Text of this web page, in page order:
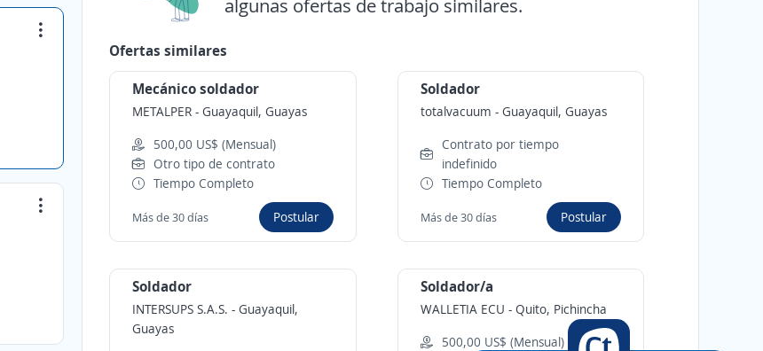
Ofertas similares
Mecánico soldador
METALPER -Guayaquil, Guayas
500,00 US$ (Mensual)
Otro tipo de contrato
Tiempo Completo
Más de 30 días Postular
Soldador
totalvacuum - Guayaquil, Guayas
Contrato por tiempo
indefinido
Tiempo Completo
Más de 30 días Postular
Soldador
INTERSUPS S.A.S. -Guayaquil,
Guayas
Soldador/a
WALLETIA ECU - Quito, Pichincha
500,00 US$ (Mensual)